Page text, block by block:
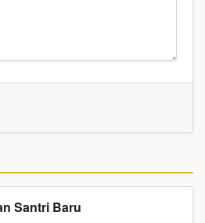
Santri Baru